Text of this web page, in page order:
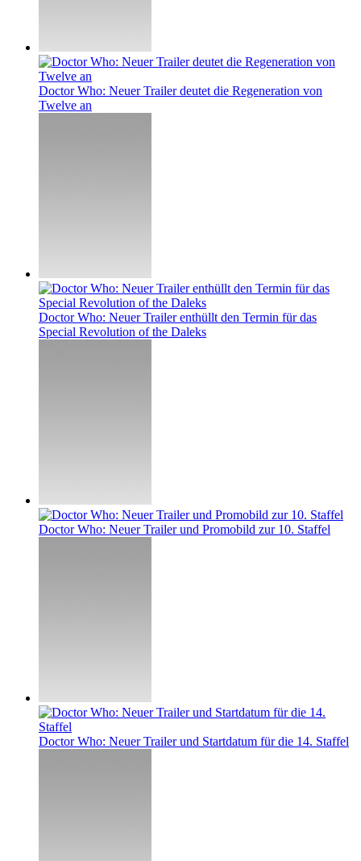
Doctor Who: Neuer Trailer deutet die Regeneration von
Twelve an
Doctor Who: Neuer Trailer enthüllt den Termin für das
Special Revolution of the Daleks
Doctor Who: Neuer Trailer und Promobild zur 10. Staffel
Doctor Who: Neuer Trailer und Startdatum für die 14. Staffel